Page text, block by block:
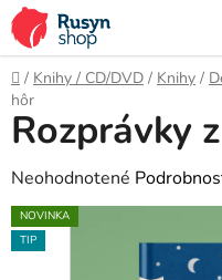
Prejsť
na
obsah
Domov
/ Knihy / CD/DVD / Knihy /
hôr
Rozprávky
Priemerné
hodnotenie
produktu
Neohodnotené
NOVINKA
TIP